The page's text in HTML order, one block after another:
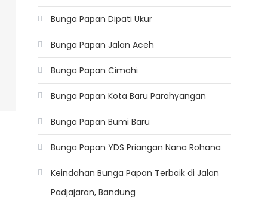
Bunga Papan Dipati Ukur
Bunga Papan Jalan Aceh
Bunga Papan Cimahi
Bunga Papan Kota Baru Parahyangan
Bunga Papan Bumi Baru
Bunga Papan YDS Priangan Nana Rohana
Keindahan Bunga Papan Terbaik di Jalan
Padjajaran, Bandung